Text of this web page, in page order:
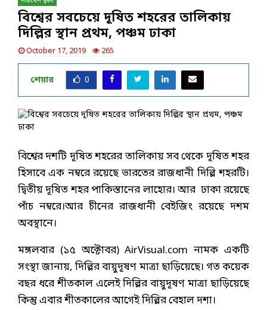
বিশ্বের সবচেয়ে দূষিত শহরের তালিকায়
দিল্লির স্থান প্রথম, পঞ্চম ঢাকা
October 17, 2019 265
শেয়ার 0
বিশ্বের দশটি দূষিত শহরের তালিকায় সব থেকে দূষিত শহর
হিসাবে এক নম্বরে রয়েছে ভারতের রাজধানী দিল্লি শহরটি।
দ্বিতীয় দূষিত শহর পাকিস্তানের লাহোর। আর ঢাকা রয়েছে
পাঁচ নম্বরে।আর চীনের রাজধানী বেইজিং রয়েছে দশম
অবস্থানে।
মঙ্গলবার (১৫ অক্টোবর) AirVisual.com নামক একটি
সংস্থা জানায়, দিল্লির বায়ুদূষণ মাত্রা ছাড়িয়েছে। গত কয়েক
বছর ধরে শীতকাল এলেই দিল্লির বায়ুদূষণ মাত্রা ছাড়িয়েছে
কিন্তু এবার শীতকালের আগেই দিল্লির বেহাল দশা।